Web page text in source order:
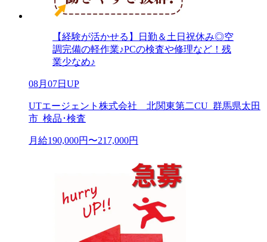
【経験が活かせる】日勤＆土日祝休み◎空
調完備の軽作業♪PCの検査や修理など！残
業少なめ♪
08月07日UP
UTエージェント株式会社 北関東第二CU_群馬県太田
市_検品･検査
月給190,000円〜217,000円